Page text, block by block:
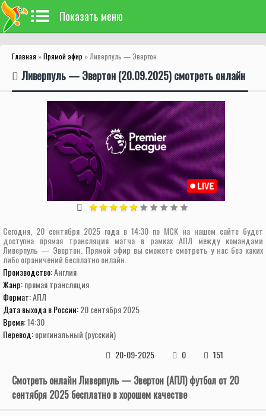
Показать меню
Главная »Прямой эфир » Ливерпуль — Эвертон
Ливерпуль — Эвертон (20.09.2025) смотреть онлайн
Сегодня, 20 сентября 2025 года в 14:30 по МСК на нашем сайте будет
доступна прямая трансляция матча в рамках АПЛ между командами
Ливерпуль — Эвертон. Прямой эфир вы сможете смотреть у нас без каких
либо ограничений бесплатно онлайн.
Производство:Англия
Жанр:прямая трансляция
Формат:АПЛ
Дата выхода в России:20 сентября 2025
Время:14:30
Перевод:оригинальный (русский)
20-09-2025
0 151
Смотреть онлайн Ливерпуль — Эвертон (АПЛ) футбол от 20
сентября 2025 бесплатно в хорошем качестве